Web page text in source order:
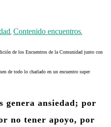
Contenido encuentros
de los Encuentros de la Comunidad junto con
de todo lo charlado en un encuentro super
genera ansiedad; por
no tener apoyo, por